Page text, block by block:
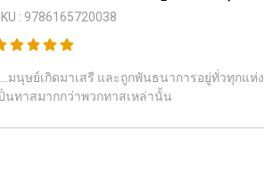
: 9786165720038
มนุษย์เกิดมาเสรี และถูกพันธนาการอยู่ทั่วทุกแ
นทาสมากกว่าพวกทาสเหล่านั้น